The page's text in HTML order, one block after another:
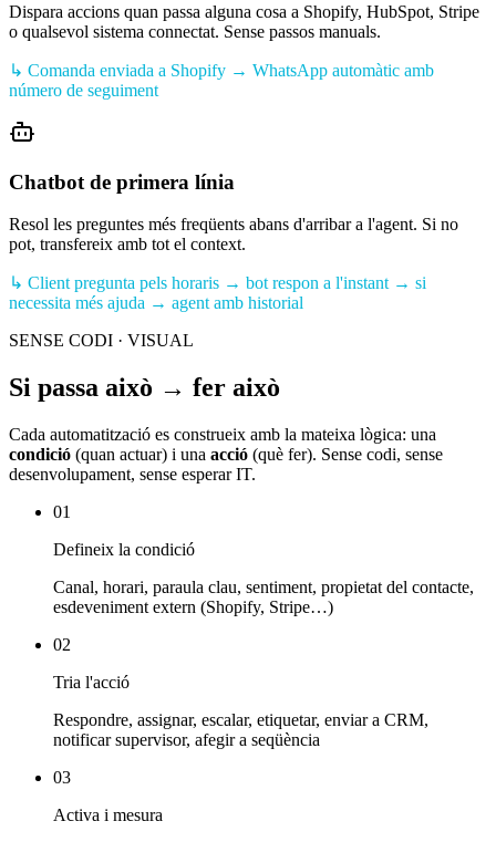
Dispara accions quan passa alguna cosa a Shopify, HubSpot, Stripe
o qualsevol sistema connectat. Sense passos manuals.
↳ Comanda enviada a Shopify → WhatsApp automàtic amb
número de seguiment
Chatbot de primera línia
Resol les preguntes més freqüents abans d'arribar a l'agent. Si no
pot, transfereix amb tot el context.
↳ Client pregunta pels horaris → bot respon a l'instant → si
necessita més ajuda → agent amb historial
SENSE CODI · VISUAL
Si passa això → fer això
Cada automatització es construeix amb la mateixa lògica: una
condició (quan actuar) i una acció (què fer). Sense codi, sense
desenvolupament, sense esperar IT.
01
Defineix la condició
Canal, horari, paraula clau, sentiment, propietat del contacte,
esdeveniment extern (Shopify, Stripe…)
02
Tria l'acció
Respondre, assignar, escalar, etiquetar, enviar a CRM,
notificar supervisor, afegir a seqüència
03
Activa i mesura